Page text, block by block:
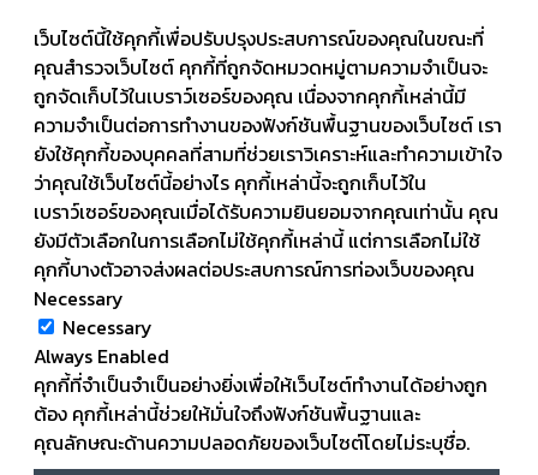
เว็บไซต์นี้ใช้คุกกี้เพื่อปรับปรุงประสบการณ์ของคุณในขณะที่
คุณสำรวจเว็บไซต์ คุกกี้ที่ถูกจัดหมวดหมู่ตามความจำเป็นจะ
ถูกจัดเก็บไว้ในเบราว์เซอร์ของคุณ เนื่องจากคุกกี้เหล่านี้มี
ความจำเป็นต่อการทำงานของฟังก์ชันพื้นฐานของเว็บไซต์ เรา
ยังใช้คุกกี้ของบุคคลที่สามที่ช่วยเราวิเคราะห์และทำความเข้าใจ
ว่าคุณใช้เว็บไซต์นี้อย่างไร คุกกี้เหล่านี้จะถูกเก็บไว้ใน
เบราว์เซอร์ของคุณเมื่อได้รับความยินยอมจากคุณเท่านั้น คุณ
ยังมีตัวเลือกในการเลือกไม่ใช้คุกกี้เหล่านี้ แต่การเลือกไม่ใช้
คุกกี้บางตัวอาจส่งผลต่อประสบการณ์การท่องเว็บของคุณ
Necessary
Necessary
Always Enabled
คุกกี้ที่จำเป็นจำเป็นอย่างยิ่งเพื่อให้เว็บไซต์ทำงานได้อย่างถูก
ต้อง คุกกี้เหล่านี้ช่วยให้มั่นใจถึงฟังก์ชันพื้นฐานและ
คุณลักษณะด้านความปลอดภัยของเว็บไซต์โดยไม่ระบุชื่อ.